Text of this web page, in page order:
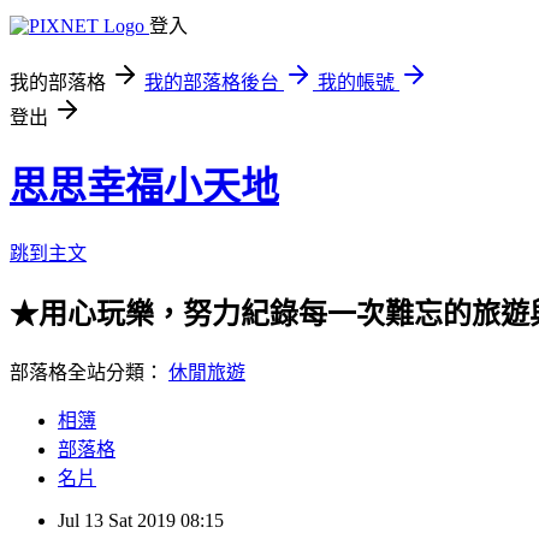
登入
我的部落格 我的部落格後台
我的帳號
登出
思思幸福小天地
跳到主文
★用心玩樂，努力紀錄每一次難忘的旅遊
部落格全站分類： 休閒旅遊
相簿
部落格
名片
Jul 13 Sat 2019 08:15